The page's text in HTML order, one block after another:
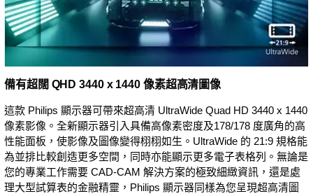
備有超闊 QHD 3440 x 1440 像素超高清圖像
這款 Philips 顯示器可帶來超高清 UltraWide Quad HD 3440 x 1440
像素影像。全新顯示器引入具備高像素密度及178/178 度廣角的高
性能面板，使影像及圖像變得栩栩如生。UltraWide 的 21:9 規格能
為並排比較創造更多空間，同時亦能顯示更多電子表格列。無論是
您的專業工作需要 CAD-CAM 解決方案的極致細緻資訊，還是處
理大型試算表的金融精靈，Philips 顯示器同樣為您呈現超高清圖